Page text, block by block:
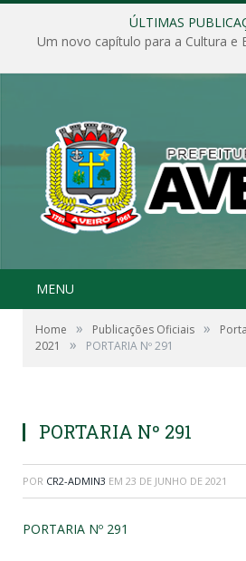
ÚLTIMAS
Um novo capítulo para a Cultura e
MENU
Home » Publicações Oficiais »
2021
» PORTARIA Nº 291
PORTARIA Nº 291
POR CR2-ADMIN3 EM 23 DE JUNHO DE 2021
PORTARIA Nº 291